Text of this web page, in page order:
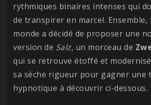
rythmiques binaires intenses qui
de transpirer en marcel. Ensemble,
monde a décidé de proposer une
version de Salz, un morceau de
qui se retrouve étoffé et
sa sèche rigueur pour gagner une
hypnotique à découvrir ci-dessous.